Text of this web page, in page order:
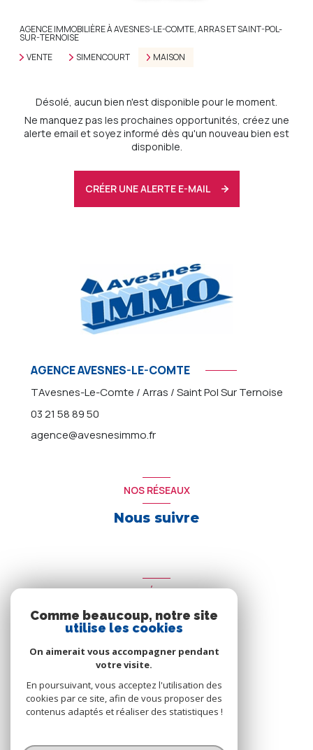
AGENCE IMMOBILIÈRE À AVESNES-LE-COMTE, ARRAS ET SAINT-POL-
SUR-TERNOISE
VENTE
SIMENCOURT MAISON
Désolé, aucun bien n'est disponible pour le moment.
Ne manquez pas les prochaines opportunités, créez une
alerte email et soyez informé dès qu'un nouveau bien est
disponible.
CRÉER UNE ALERTE E-MAIL
AGENCE AVESNES-LE-COMTE
TAvesnes-Le-Comte / Arras / Saint Pol Sur Ternoise
03 21 58 89 50
agence@avesnesimmo.fr
NOS RÉSEAUX
Nous suivre
ADHÉRENTS
Nous adhérons
Comme beaucoup, notre site
utilise les cookies
On aimerait vous accompagner pendant
votre visite.
En poursuivant, vous acceptez l'utilisation des
cookies par ce site, afin de vous proposer des
contenus adaptés et réaliser des statistiques !